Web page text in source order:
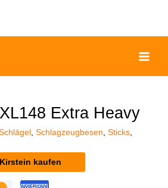
Extra Heavy
Schlagzeugbesen Sticks
kaufen